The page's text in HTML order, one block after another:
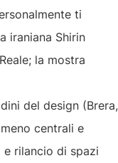
ti
iraniana Shirin
la mostra
del design (Brera,
centrali e
rilancio di spazi